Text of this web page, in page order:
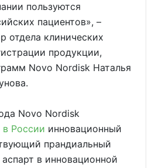
пользуются
пациентов», –
отдела клинических
продукции,
Novo Nordisk Наталья
Novo Nordisk
в России инновационный
прандиальный
в инновационной